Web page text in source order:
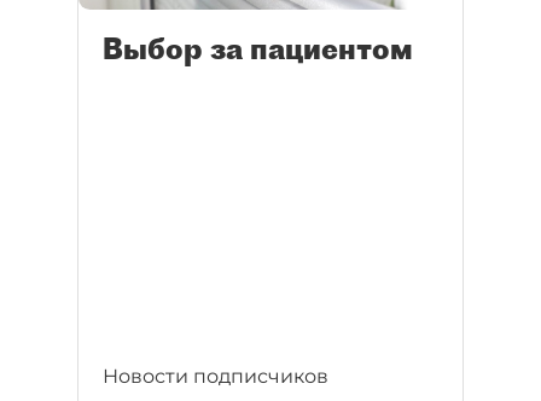
Выбор за пациентом
Новости подписчиков